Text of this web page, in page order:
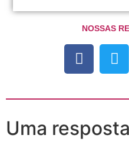
NOSSAS
Uma resposta